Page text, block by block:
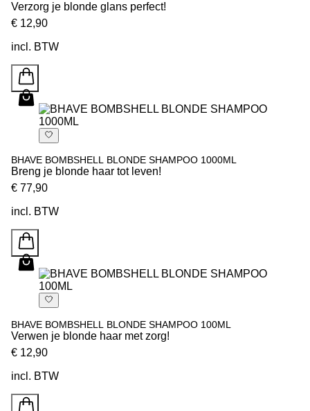
Verzorg je blonde glans perfect!
€ 12,90
incl. BTW
BHAVE BOMBSHELL BLONDE SHAMPOO 1000ML
Breng je blonde haar tot leven!
€ 77,90
incl. BTW
BHAVE BOMBSHELL BLONDE SHAMPOO 100ML
Verwen je blonde haar met zorg!
€ 12,90
incl. BTW